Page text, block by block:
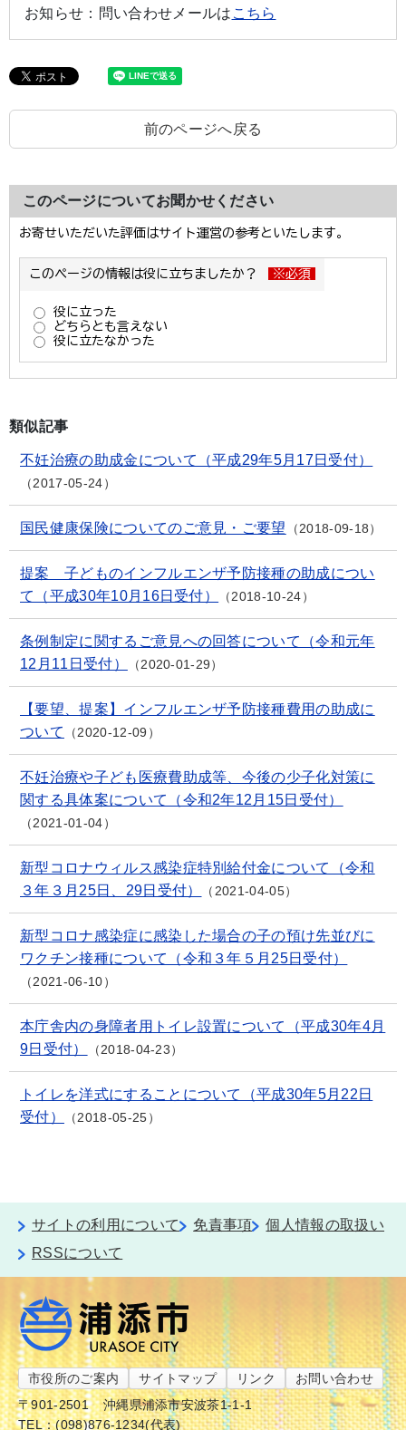
お知らせ： 問い合わせメールは こちら
前のページへ戻る
このページについてお聞かせください
類似記事
不妊治療の助成金について（平成29年5月17日受付）
2017-05-24
国民健康保険についてのご意見・ご要望 2018-09-18
提案 子どものインフルエンザ予防接種の助成につい
て（平成30年10月16日受付）
2018-10-24
条例制定に関するご意見への回答について（令和元年
12月11日受付）
2020-01-29
【要望、提案】インフルエンザ予防接種費用の助成に
ついて
2020-12-09
不妊治療や子ども医療費助成等、今後の少子化対策に
関する具体案について（令和2年12月15日受付）
2021-01-04
新型コロナウィルス感染症特別給付金について（令和
３年３月25日、29日受付）
2021-04-05
新型コロナ感染症に感染した場合の子の預け先並びに
ワクチン接種について（令和３年５月25日受付）
2021-06-10
本庁舎内の身障者用トイレ設置について（平成30年4月
9日受付）
2018-04-23
トイレを洋式にすることについて（平成30年5月22日
受付）
2018-05-25
サイトの利用について 免責事項
個人情報の取扱い
RSSについて
市役所のご案内 サイトマップ リンク
お問い合わせ
〒901-2501
沖縄県浦添市安波茶1-1-1
TEL：(098)876-1234(代表)